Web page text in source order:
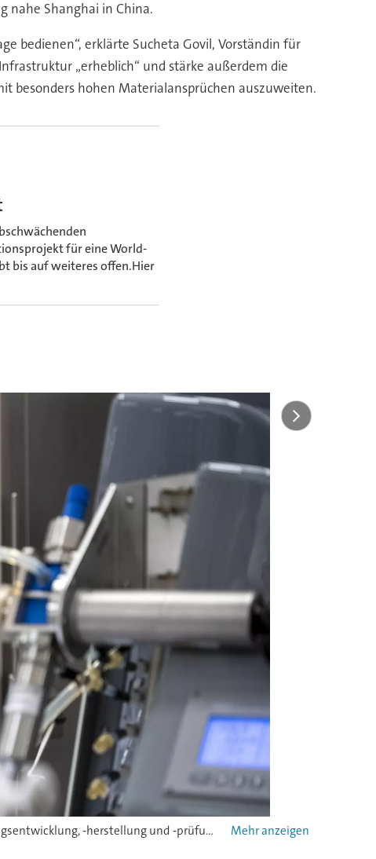
nahe Shanghai in China.
bedienen“, erklärte Sucheta Govil, Vorständin für
„erheblich“ und stärke außerdem die
besonders hohen Materialansprüchen auszuweiten.
für eine World-
bis auf weiteres offen.Hier
Der Pharma- und Chemiekonzern Merck hat an seinem französischen Standort Martillac eine neue Anlage für die Auftragsentwicklung, ‑herstellung und ‑prüfung eröffnet. Das neue Angebot läuft unter dem Namen Millipore CTDMO Services.Mehr zum Projekt.